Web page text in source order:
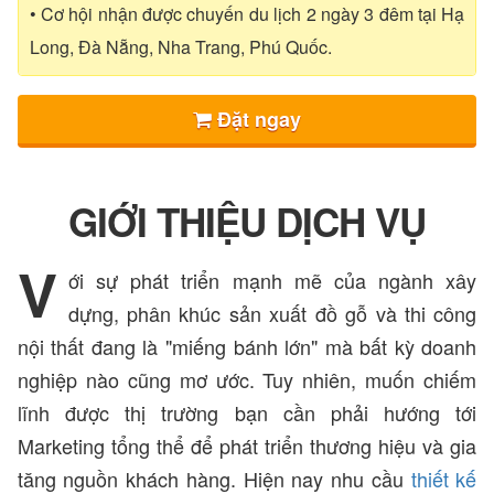
• Cơ hội nhận được chuyến du lịch 2 ngày 3 đêm tại Hạ
Long, Đà Nẵng, Nha Trang, Phú Quốc.
Đặt ngay
GIỚI THIỆU DỊCH VỤ
V ới sự phát triển mạnh mẽ của ngành xây
dựng, phân khúc sản xuất đồ gỗ và thi công
nội thất đang là "miếng bánh lớn" mà bất kỳ doanh
nghiệp nào cũng mơ ước. Tuy nhiên, muốn chiếm
lĩnh được thị trường bạn cần phải hướng tới
Marketing tổng thể để phát triển thương hiệu và gia
tăng nguồn khách hàng. Hiện nay nhu cầu thiết kế